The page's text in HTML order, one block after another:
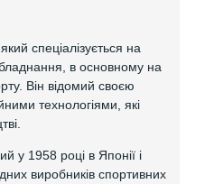
спеціалізується на
в основному на
Він відомий своєю
технологіями, які
у 1958 році в Японії і
виробників спортивних